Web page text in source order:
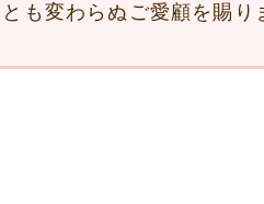
も変わらぬご愛顧を賜り